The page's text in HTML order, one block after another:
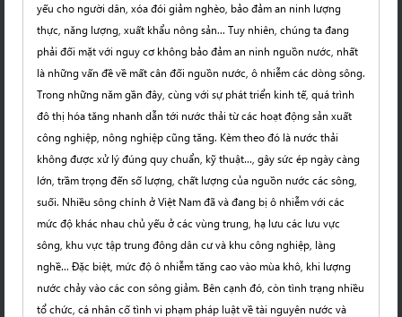
yếu cho người dân, xóa đói giảm nghèo, bảo đảm an ninh lượng
thực, năng lượng, xuất khẩu nông sản... Tuy nhiên, chúng ta đang
phải đối mặt với nguy cơ không bảo đảm an ninh nguồn nước, nhất
là những vấn đề về mất cân đối nguồn nước, ô nhiễm các dòng sông.
Trong những năm gần đây, cùng với sự phát triển kinh tế, quá trình
đô thị hóa tăng nhanh dẫn tới nước thải từ các hoạt động sản xuất
công nghiệp, nông nghiệp cũng tăng. Kèm theo đó là nước thải
không được xử lý đúng quy chuẩn, kỹ thuật…, gây sức ép ngày càng
lớn, trầm trọng đến số lượng, chất lượng của nguồn nước các sông,
suối. Nhiều sông chính ở Việt Nam đã và đang bị ô nhiễm với các
mức độ khác nhau chủ yếu ở các vùng trung, hạ lưu các lưu vực
sông, khu vực tập trung đông dân cư và khu công nghiệp, làng
nghề… Đặc biệt, mức độ ô nhiễm tăng cao vào mùa khô, khi lượng
nước chảy vào các con sông giảm. Bên cạnh đó, còn tình trạng nhiều
tổ chức, cá nhân cố tình vi phạm pháp luật về tài nguyên nước và